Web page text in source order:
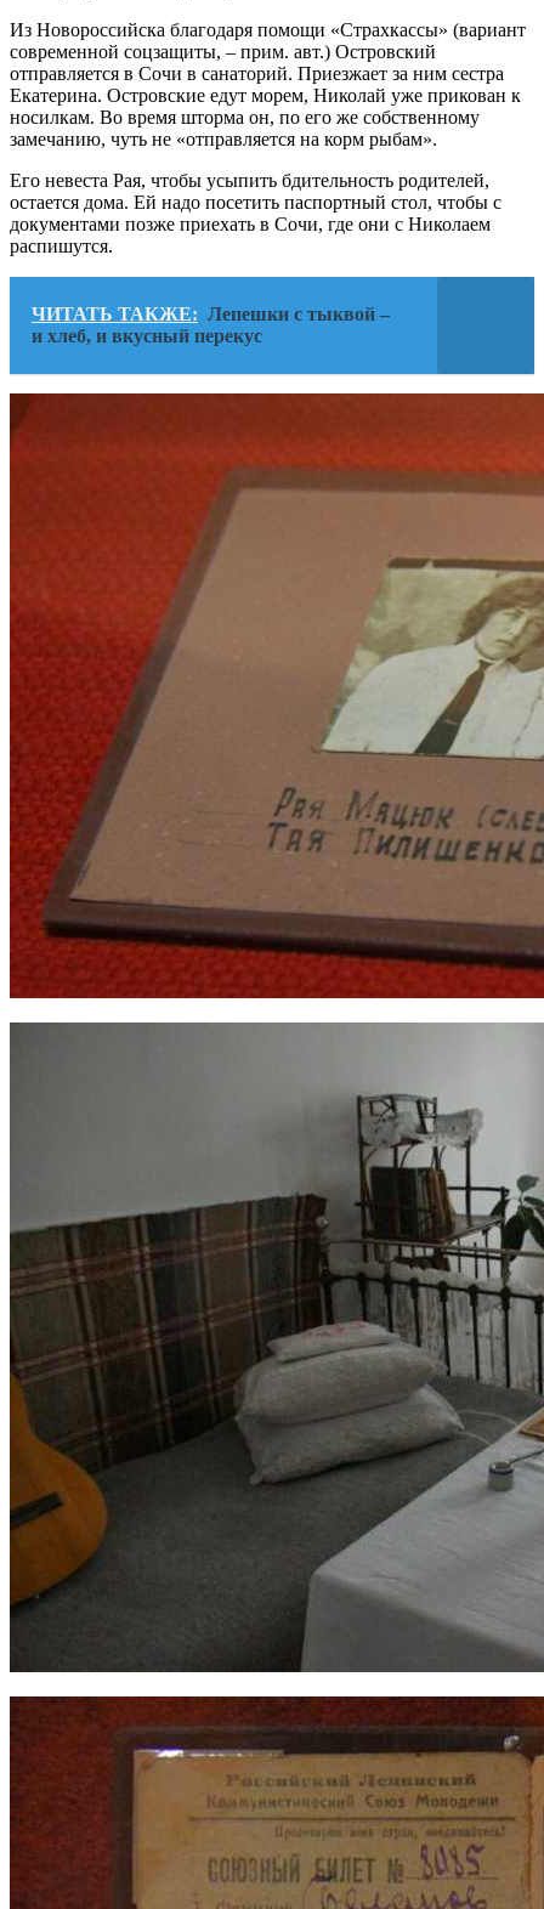
Из Новороссийска благодаря помощи «Страхкассы» (вариант
современной соцзащиты, – прим. авт.) Островский
отправляется в Сочи в санаторий. Приезжает за ним сестра
Екатерина. Островские едут морем, Николай уже прикован к
носилкам. Во время шторма он, по его же собственному
замечанию, чуть не «отправляется на корм рыбам».
Его невеста Рая, чтобы усыпить бдительность родителей,
остается дома. Ей надо посетить паспортный стол, чтобы с
документами позже приехать в Сочи, где они с Николаем
распишутся.
ЧИТАТЬ ТАКЖЕ: Лепешки с тыквой –
и хлеб, и вкусный перекус